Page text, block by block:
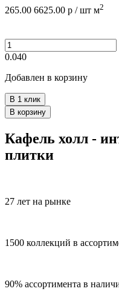
265.00 6625.00 р / шт м2
0.040
Добавлен в корзину
В 1 клик
В корзину
Кафель холл -
плитки
27 лет на рынке
1500 коллекций в
90% ассортимента в